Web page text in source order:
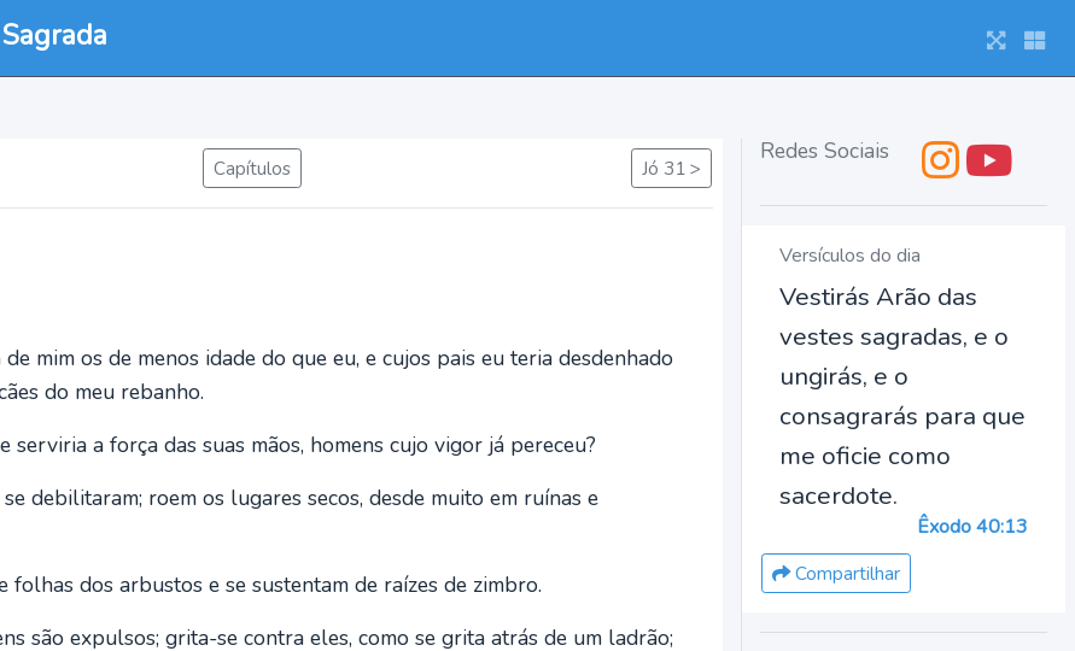
Capítulos Jó 31 >
mim os de menos idade do que eu, e cujos pais eu teria desdenhado
do meu rebanho.
serviria a força das suas mãos, homens cujo vigor já pereceu?
debilitaram; roem os lugares secos, desde muito em ruínas e
folhas dos arbustos e se sustentam de raízes de zimbro.
são expulsos; grita-se contra eles, como se grita atrás de um ladrão;
Redes Sociais
Versículos do dia
Vestirás Arão das
vestes sagradas, e o
ungirás, e o
consagrarás para que
me oficie como
sacerdote.
Êxodo 40:13
Compartilhar